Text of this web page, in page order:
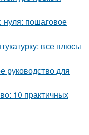
нуля: пошаговое
все плюсы
руководство для
10 практичных